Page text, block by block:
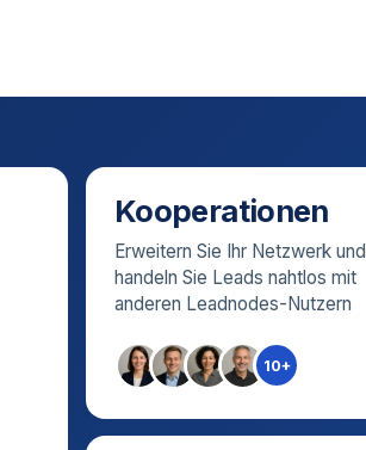
Kooperationen
Erweitern Sie Ihr Netzwerk und
handeln Sie Leads nahtlos mit
anderen Leadnodes-Nutzern
10+